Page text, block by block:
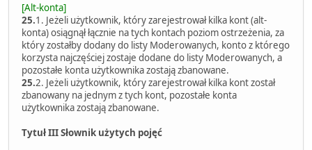
[Alt-konta]
25.1. Jeżeli użytkownik, który zarejestrował kilka kont (alt-
konta) osiągnął łącznie na tych kontach poziom ostrzeżenia, za
który zostałby dodany do listy Moderowanych, konto z którego
korzysta najczęściej zostaje dodane do listy Moderowanych, a
pozostałe konta użytkownika zostają zbanowane.
25.2. Jeżeli użytkownik, który zarejestrował kilka kont został
zbanowany na jednym z tych kont, pozostałe konta
użytkownika zostają zbanowane.
Tytuł III Słownik użytych pojęć